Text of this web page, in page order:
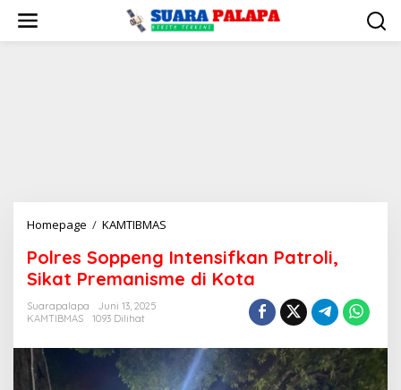
konten
Homepage / KAMTIBMAS
Intensifkan
Patroli,
Kota
Polres Soppeng Intensifkan Patroli,
Sikat Premanisme di Kota
Suarapalapa
Juni 13, 2025
KAMTIBMAS
1093 Dilihat